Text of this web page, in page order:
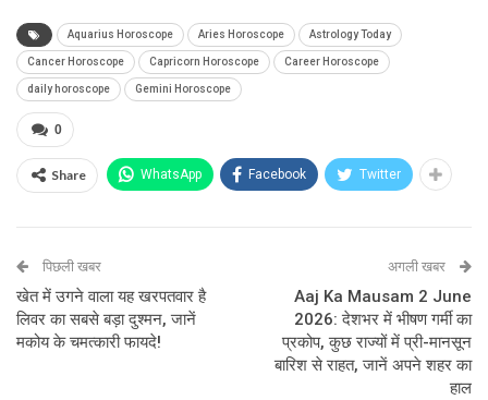
Aquarius Horoscope Aries Horoscope Astrology Today
Cancer Horoscope Capricorn Horoscope Career Horoscope
daily horoscope Gemini Horoscope
0
Share WhatsApp Facebook Twitter
पिछली खबर
खेत में उगने वाला यह खरपतवार है
लिवर का सबसे बड़ा दुश्मन, जानें
मकोय के चमत्कारी फायदे!
अगली खबर
Aaj Ka Mausam 2 June
2026: देशभर में भीषण गर्मी का
प्रकोप, कुछ राज्यों में प्री-मानसून
बारिश से राहत, जानें अपने शहर का
हाल